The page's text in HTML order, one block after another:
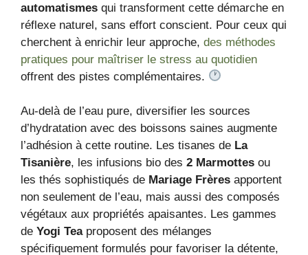
automatismes qui transforment cette démarche en
réflexe naturel, sans effort conscient. Pour ceux qui
cherchent à enrichir leur approche, des méthodes
pratiques pour maîtriser le stress au quotidien
offrent des pistes complémentaires.
Au-delà de l’eau pure, diversifier les sources
d’hydratation avec des boissons saines augmente
l’adhésion à cette routine. Les tisanes de La
Tisanière, les infusions bio des 2 Marmottes ou
les thés sophistiqués de Mariage Frères apportent
non seulement de l’eau, mais aussi des composés
végétaux aux propriétés apaisantes. Les gammes
de Yogi Teaproposent des mélanges
spécifiquement formulés pour favoriser la détente,